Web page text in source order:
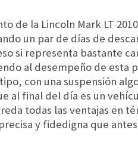
de la Lincoln Mark LT
un par de días de
si representa bastante
al desempeño de esta
con una suspensión
al final del día es un
todas las ventajas en
y fidedigna que